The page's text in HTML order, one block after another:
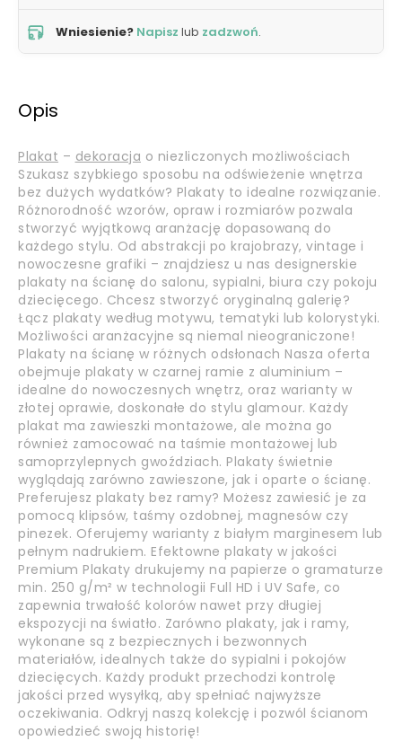
Wniesienie? Napisz lub zadzwoń.
Opis
Plakat – dekoracja o niezliczonych możliwościach
Szukasz szybkiego sposobu na odświeżenie wnętrza
bez dużych wydatków? Plakaty to idealne rozwiązanie.
Różnorodność wzorów, opraw i rozmiarów pozwala
stworzyć wyjątkową aranżację dopasowaną do
każdego stylu. Od abstrakcji po krajobrazy, vintage i
nowoczesne grafiki – znajdziesz u nas designerskie
plakaty na ścianę do salonu, sypialni, biura czy pokoju
dziecięcego. Chcesz stworzyć oryginalną galerię?
Łącz plakaty według motywu, tematyki lub kolorystyki.
Możliwości aranżacyjne są niemal nieograniczone!
Plakaty na ścianę w różnych odsłonach Nasza oferta
obejmuje plakaty w czarnej ramie z aluminium –
idealne do nowoczesnych wnętrz, oraz warianty w
złotej oprawie, doskonałe do stylu glamour. Każdy
plakat ma zawieszki montażowe, ale można go
również zamocować na taśmie montażowej lub
samoprzylepnych gwoździach. Plakaty świetnie
wyglądają zarówno zawieszone, jak i oparte o ścianę.
Preferujesz plakaty bez ramy? Możesz zawiesić je za
pomocą klipsów, taśmy ozdobnej, magnesów czy
pinezek. Oferujemy warianty z białym marginesem lub
pełnym nadrukiem. Efektowne plakaty w jakości
Premium Plakaty drukujemy na papierze o gramaturze
min. 250 g/m² w technologii Full HD i UV Safe, co
zapewnia trwałość kolorów nawet przy długiej
ekspozycji na światło. Zarówno plakaty, jak i ramy,
wykonane są z bezpiecznych i bezwonnych
materiałów, idealnych także do sypialni i pokojów
dziecięcych. Każdy produkt przechodzi kontrolę
jakości przed wysyłką, aby spełniać najwyższe
oczekiwania. Odkryj naszą kolekcję i pozwól ścianom
opowiedzieć swoją historię!